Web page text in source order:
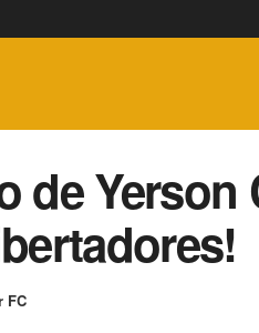
de Yerson
FC